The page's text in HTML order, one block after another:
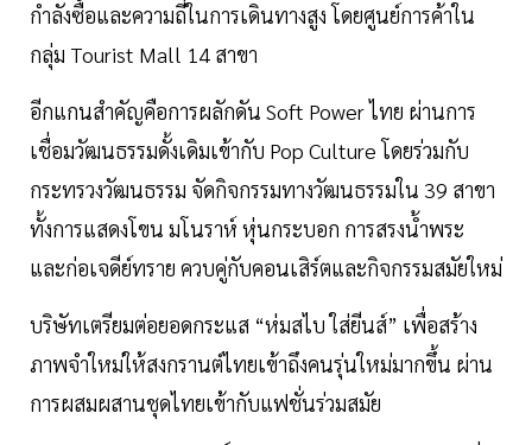
กำลังซื้อและความถี่ในการเดินทางสูง โดยศูนย์การค้าใน
กลุ่ม Tourist Mall 14 สาขา
อีกแกนสำคัญคือการผลักดัน Soft Power ไทย ผ่านการ
เชื่อมวัฒนธรรมดั้งเดิมเข้ากับ Pop Culture โดยร่วมกับ
กระทรวงวัฒนธรรม จัดกิจกรรมทางวัฒนธรรมใน 39 สาขา
ทั้งการแสดงโขน มโนราห์ หุ่นกระบอก การสรงน้ำพระ
และก่อเจดีย์ทราย ควบคู่กับคอนเสิร์ตและกิจกรรมสมัยใหม่
บริษัทเตรียมต่อยอดกระแส “ห่มสไบ ใส่ยีนส์” เพื่อสร้าง
ภาพจำใหม่ให้สงกรานต์ไทยเข้าถึงคนรุ่นใหม่มากขึ้น ผ่าน
การผสมผสานชุดไทยเข้ากับแฟชั่นร่วมสมัย